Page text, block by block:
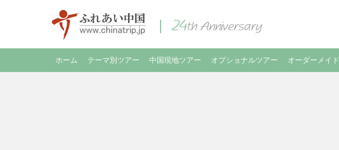
ホーム テーマ別ツアー 中国現地ツアー オプショナルツアー オーダーメイド